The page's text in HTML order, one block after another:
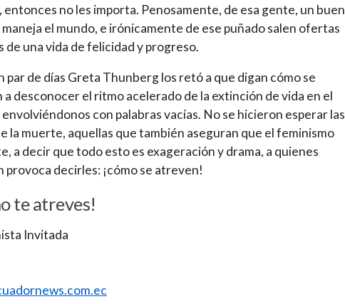
entonces no les importa. Penosamente, de esa gente, un buen
el mundo, e irónicamente de ese puñado salen ofertas
de una vida de felicidad y progreso.
par de días Greta Thunberg los retó a que digan cómo se
desconocer el ritmo acelerado de la extinción de vida en el
con palabras vacías. No se hicieron esperar las
la muerte, aquellas que también aseguran que el feminismo
a decir que todo esto es exageración y drama, a quienes
provoca decirles: ¡cómo se atreven!
te atreves!
Invitada